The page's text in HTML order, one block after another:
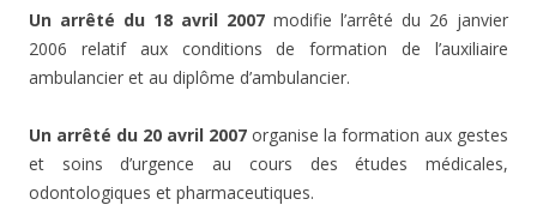
Un arrêté du 18 avril 2007 modifie l’arrêté du 26 janvier
2006 relatif aux conditions de formation de l’auxiliaire
ambulancier et au diplôme d’ambulancier.
Un arrêté du 20 avril 2007 organise la formation aux gestes
et soins d’urgence au cours des études médicales,
odontologiques et pharmaceutiques.